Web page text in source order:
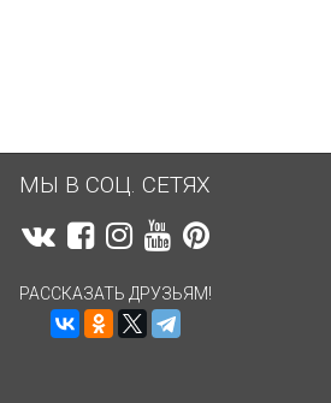
МЫ В СОЦ. СЕТЯХ
РАССКАЗАТЬ ДРУЗЬЯМ!